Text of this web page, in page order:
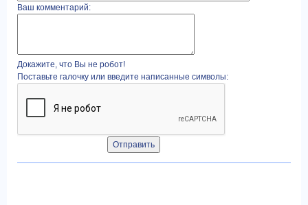
Ваш комментарий:
Докажите, что Вы не робот!
Поставьте галочку или введите написанные символы: